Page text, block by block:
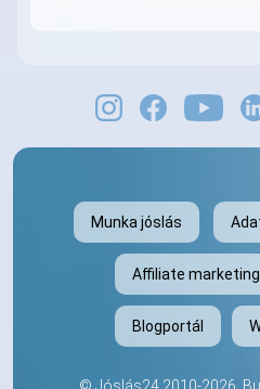
Munka jóslás
Affiliate marketing
Blogportál